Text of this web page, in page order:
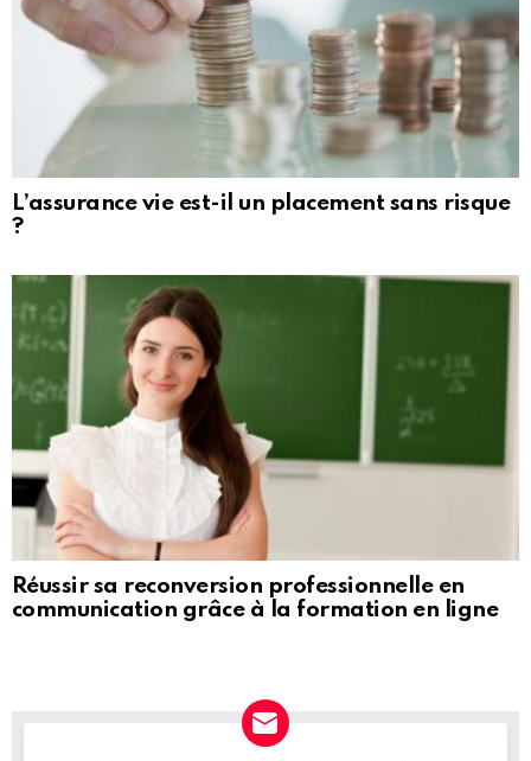
L’assurance vie est-il un placement sans risque
?
Réussir sa reconversion professionnelle en
communication grâce à la formation en ligne